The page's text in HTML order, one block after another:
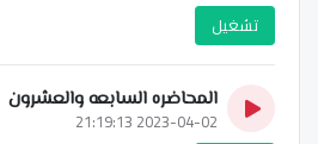
تشغيل
المحاضره السابعه والعشرون
2023-04-02 21:19:13